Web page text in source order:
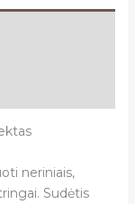
neriniais,
Sudėtis